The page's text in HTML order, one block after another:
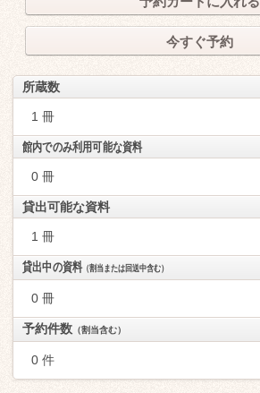
今すぐ予約
所蔵数
1 冊
館内でのみ利用可能な資料
0 冊
貸出可能な資料
1 冊
貸出中の資料（割当または回送中含む）
0 冊
予約件数 （割当含む）
0 件